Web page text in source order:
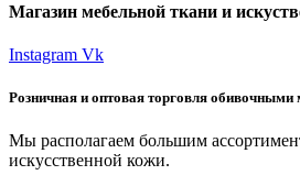
Магазин мебельной ткани и
Instagram Vk
Розничная и оптовая торговля обивочными
Мы располагаем большим
искусственной кожи.